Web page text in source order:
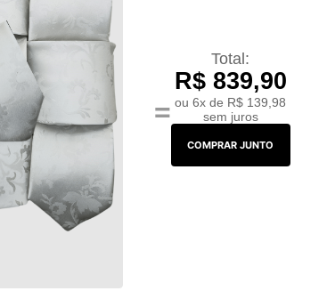
=
Total:
R$ 839,90
ou6x de R$ 139,98
sem juros
COMPRAR JUNTO